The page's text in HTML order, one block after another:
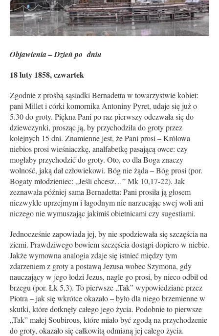
Objawienia – Dzień po dniu
18 luty 1858, czwartek
Zgodnie z prośbą sąsiadki Bernadetta w towarzystwie kobiet:
pani Millet i córki komornika Antoniny Pyret, udaje się już o
5.30 do groty. Piękna Pani po raz pierwszy odezwała się do
dziewczynki, prosząc ją, by przychodziła do groty przez
kolejnych 15 dni. Znamienne jest, że Pani prosi – Królowa
niebios prosi wieśniaczkę, analfabetkę pasającą owce: czy
mogłaby przychodzić do groty. Oto, co dla Boga znaczy
wolność, jaką dał człowiekowi. Bóg nie żąda – Bóg prosi (por.
Bogaty młodzieniec: „Jeśli chcesz…” Mk 10,17-22). Jak
zeznawała później sama Bernadetta: Pani prosiła ją głosem
niezwykle uprzejmym i łagodnym nie narzucając swej woli ani
niczego nie wymuszając jakimiś obietnicami czy sugestiami.
Jednocześnie zapowiada jej, by nie spodziewała się szczęścia na
ziemi. Prawdziwego bowiem szczęścia dostąpi dopiero w niebie.
Jakże wymowna analogia zdaje się istnieć między tym
zdarzeniem z groty a postawą Jezusa wobec Szymona, gdy
nauczający w jego łodzi Jezus, nagle go prosi, by nieco odbił od
brzegu (por. Łk 5,3). To pierwsze „Tak” wypowiedziane przez
Piotra – jak się wkrótce okazało – było dla niego brzemienne w
skutki, które dotknęły całego jego życia. Podobnie to pierwsze
„Tak” małej Soubirous, które miało być zgodą na przychodzenie
do groty, okazało się całkowitą odmianą jej całego życia.